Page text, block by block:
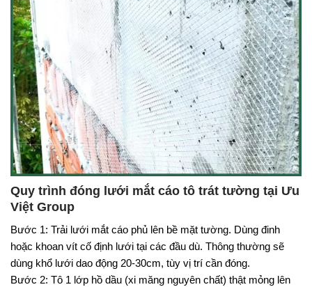
Quy trình đóng lưới mắt cáo tô trát tường tại Ưu
Việt Group
Bước 1: Trải lưới mắt cáo phủ lên bề mặt tường. Dùng đinh
hoặc khoan vít cố định lưới tại các đầu dù. Thông thường sẽ
dùng khổ lưới dao động 20-30cm, tùy vị trí cần đóng.
Bước 2: Tô 1 lớp hồ dầu (xi măng nguyên chất) thật mỏng lên